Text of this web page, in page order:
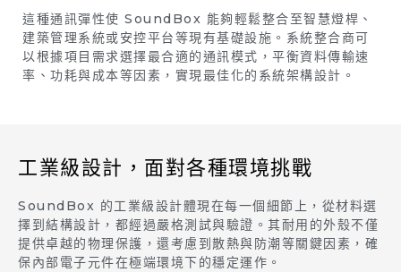
這種通訊彈性使 SoundBox 能夠輕鬆整合至智慧燈桿、
建築管理系統或安控平台等現有基礎設施。系統整合商可
以根據項目需求選擇最合適的通訊模式，平衡資料傳輸速
率、功耗與成本等因素，實現最佳化的系統架構設計。
工業級設計，面對各種環境挑戰
SoundBox 的工業級設計體現在每一個細節上，從材料選
擇到結構設計，都經過嚴格測試與驗證。其耐用的外殼不僅
提供卓越的物理保護，還考慮到散熱與防潮等關鍵因素，確
保內部電子元件在極端環境下的穩定運作。